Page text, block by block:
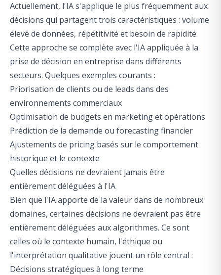
Actuellement, l'IA s'applique le plus fréquemment aux
décisions qui partagent trois caractéristiques : volume
élevé de données, répétitivité et besoin de rapidité.
Cette approche se complète avec l'IA appliquée à la
prise de décision en entreprise dans différents
secteurs. Quelques exemples courants :
Priorisation de clients ou de leads dans des
environnements commerciaux
Optimisation de budgets en marketing et opérations
Prédiction de la demande ou forecasting financier
Ajustements de pricing basés sur le comportement
historique et le contexte
Quelles décisions ne devraient jamais être
entièrement déléguées à l'IA
Bien que l'IA apporte de la valeur dans de nombreux
domaines, certaines décisions ne devraient pas être
entièrement déléguées aux algorithmes. Ce sont
celles où le contexte humain, l'éthique ou
l'interprétation qualitative jouent un rôle central :
Décisions stratégiques à long terme